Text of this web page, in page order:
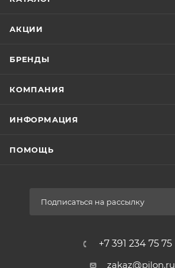
АКЦИИ
БРЕНДЫ
КОМПАНИЯ
ИНФОРМАЦИЯ
ПОМОЩЬ
Подписаться на рассылку
+7 391 234 75 75
zakaz@pilon.ru